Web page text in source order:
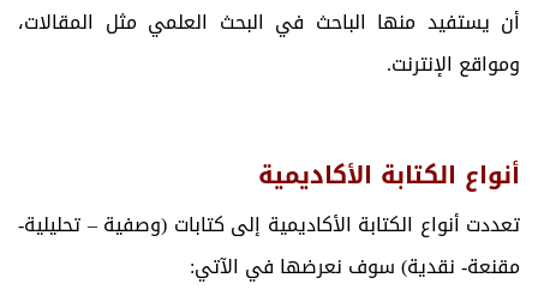
أن يستفيد منها الباحث في البحث العلمي مثل المقالات،
ومواقع الإنترنت.
أنواع الكتابة الأكاديمية
تعددت أنواع الكتابة الأكاديمية إلى كتابات (وصفية – تحليلية-
مقنعة- نقدية) سوف نعرضها في الآتي: